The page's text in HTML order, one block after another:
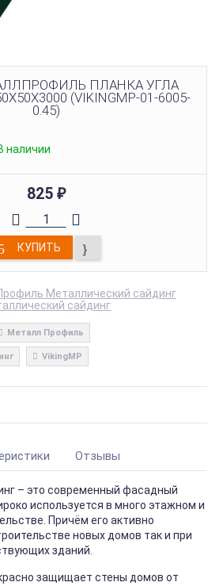
ПЛАНКА УГЛА
(VIKINGMP-01-6005-
0.45)
наличии
825 ₽
КУПИТЬ
Металлический сайдинг
сайдинг
Металл Профиль
VikingMP
Отзывы
– это современный фасадный
используется в много этажном и
Причём его активно
новых домов так и при
зданий.
защищает стены домов от